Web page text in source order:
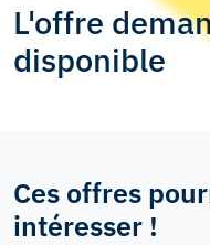
L'offre
disponible
Ces offres
intéresser !